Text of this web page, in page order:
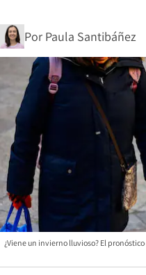
Por Paula Santibáñez
¿Viene un invierno lluvioso? El